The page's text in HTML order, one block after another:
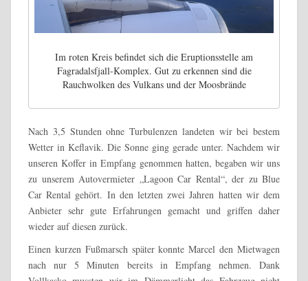
Im roten Kreis befindet sich die Eruptionsstelle am
Fagradalsfjall-Komplex. Gut zu erkennen sind die
Rauchwolken des Vulkans und der Moosbrände
Nach 3,5 Stunden ohne Turbulenzen landeten wir bei bestem
Wetter in Keflavik. Die Sonne ging gerade unter. Nachdem wir
unseren Koffer in Empfang genommen hatten, begaben wir uns
zu unserem Autovermieter „Lagoon Car Rental“, der zu Blue
Car Rental gehört. In den letzten zwei Jahren hatten wir dem
Anbieter sehr gute Erfahrungen gemacht und griffen daher
wieder auf diesen zurück.
Einen kurzen Fußmarsch später konnte Marcel den Mietwagen
nach nur 5 Minuten bereits in Empfang nehmen. Dank